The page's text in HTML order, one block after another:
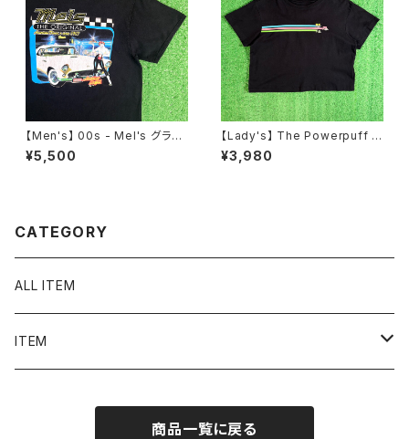
【Men's】 00s - Mel's グラフ
ィック Tシャツ / ティーシャツ T
-Shirt 古着 レストラン Americ
¥5,500
【Lady's】 The Powerpuff G
irls Tシャツ / ティーシャツ T-S
hirt 古着 レディース パワーパフ
¥3,980
CATEGORY
ALL ITEM
ITEM
商品一覧に戻る